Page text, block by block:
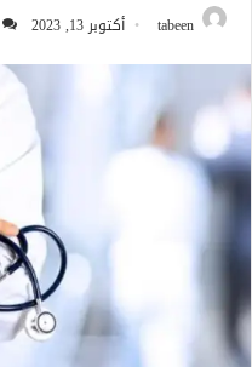
tabeen أكتوبر 13, 2023